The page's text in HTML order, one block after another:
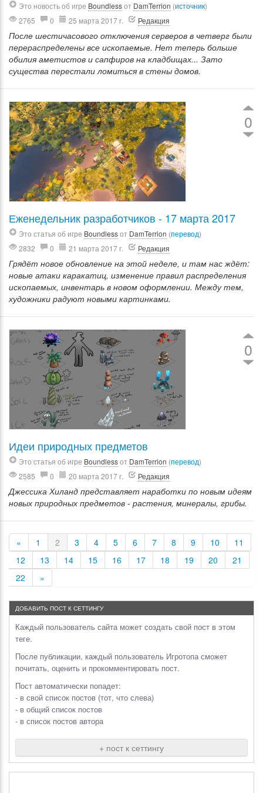
Это новость об игре Boundlessот DamTerrion (источник)
2765
0 25 марта 2017 г. Редакция
После шестичасового отключения серверов в четверг были
перераспределены все ископаемые. Нет теперь больше
обилия аметистов и сапфиров на кладбищах... Зато
существа перестали ломиться в стены домов.
0
Еженедельник разработчиков - 17 марта 2017
Это статья об игре Boundlessот DamTerrion (перевод)
2832
0 21 марта 2017 г. Редакция
Грядёт новое обновление на этой неделе, и там нас ждёт:
новые атаки каракатиц, изменение правил распределения
ископаемых, инвентарь в новом оформлении. Между тем,
художники радуют новыми картинками.
0
Идеи природных предметов
Это статья об игре Boundlessот DamTerrion (перевод)
2585
0 20 марта 2017 г. Редакция
Джессика Хиланд представляет наработки по новым идеям
новых природных предметов - растения, минералы, грибы.
« 1 2 3 4 5 6 7 8 9 10
11
12
13 14 15 16 17 18 19 20
21
22
»
ДОБАВИТЬ ПОСТ К СЕТТИНГУ
Каждый пользователь сайта может создать свой пост в этом
теге.
После публикации, каждый пользователь Игротопа сможет
почитать, оценить и прокомментировать пост.
Пост автоматически попадет:
- в свой список постов (тот, что слева)
- в общий список постов
- в список постов автора
+ пост к сеттингу